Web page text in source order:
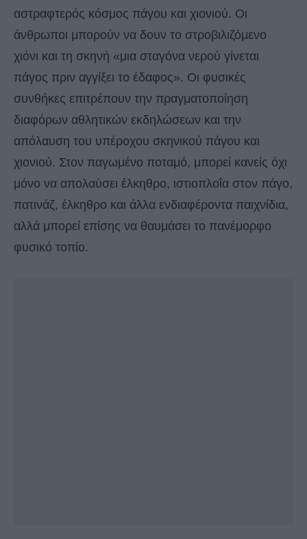
αστραφτερός κόσμος πάγου και χιονιού. Οι
άνθρωποι μπορούν να δουν το στροβιλιζόμενο
χιόνι και τη σκηνή «μια σταγόνα νερού γίνεται
πάγος πριν αγγίξει το έδαφος». Οι φυσικές
συνθήκες επιτρέπουν την πραγματοποίηση
διαφόρων αθλητικών εκδηλώσεων και την
απόλαυση του υπέροχου σκηνικού πάγου και
χιονιού. Στον παγωμένο ποταμό, μπορεί κανείς όχι
μόνο να απολαύσει έλκηθρο, ιστιοπλοΐα στον πάγο,
πατινάζ, έλκηθρο και άλλα ενδιαφέροντα παιχνίδια,
αλλά μπορεί επίσης να θαυμάσει το πανέμορφο
φυσικό τοπίο.